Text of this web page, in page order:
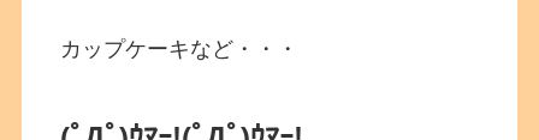
カップケーキなど・・・